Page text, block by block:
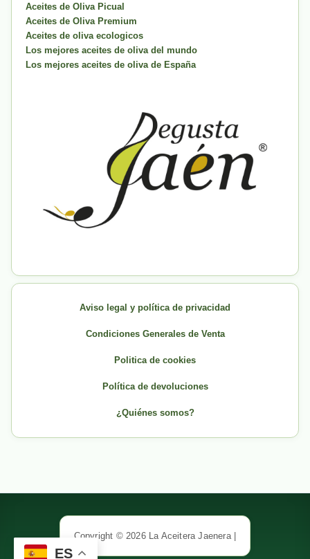
Aceites de Oliva Picual
Aceites de Oliva Premium
Aceites de oliva ecologicos
Los mejores aceites de oliva del mundo
Los mejores aceites de oliva de España
Aviso legal y política de privacidad
Condiciones Generales de Venta
Politica de cookies
Política de devoluciones
¿Quiénes somos?
Copyright © 2026 La Aceitera Jaenera |
ES